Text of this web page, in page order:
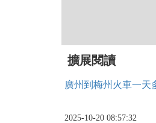
擴展閱讀
廣州到梅州火車一天
2025-10-20 08:57:32